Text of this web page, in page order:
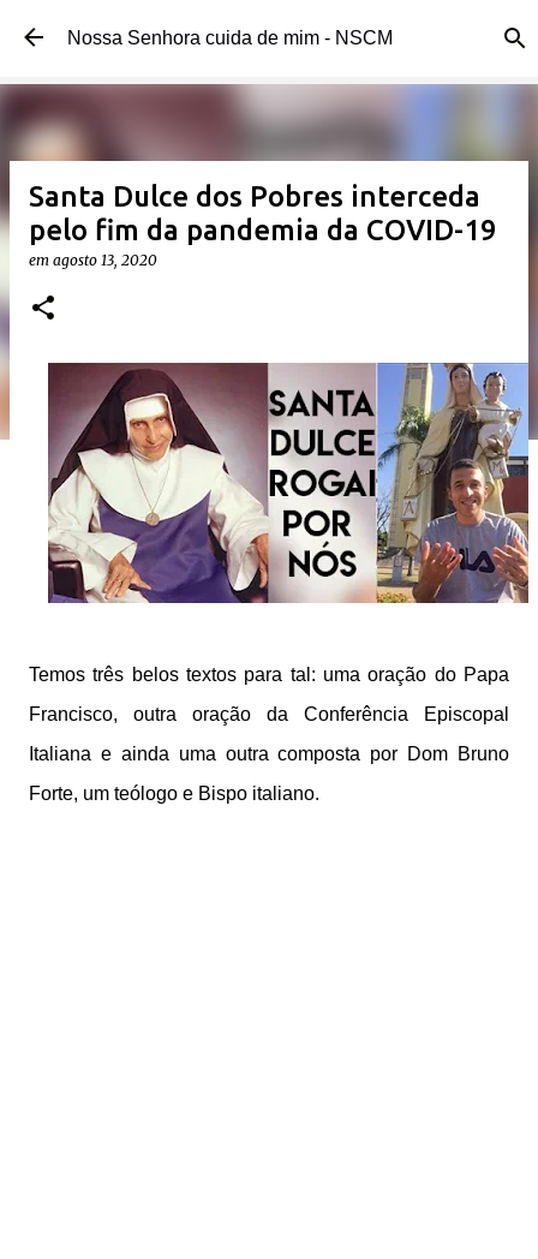
Pular para o conteúdo principal
Nossa Senhora cuida de mim - NSCM
Santa Dulce dos Pobres interceda
pelo fim da pandemia da COVID-19
em agosto 13, 2020
Temos três belos textos para tal: uma oração do Papa
Francisco, outra oração da Conferência Episcopal
Italiana e ainda uma outra composta por Dom Bruno
Forte, um teólogo e Bispo italiano.